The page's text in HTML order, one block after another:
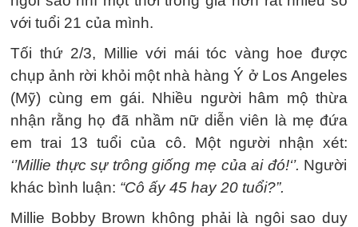
với tuổi 21 của mình.
Tối thứ 2/3, Millie với mái tóc vàng hoe được
chụp ảnh rời khỏi một nhà hàng Ý ở Los Angeles
(Mỹ) cùng em gái. Nhiều người hâm mộ thừa
nhận rằng họ đã nhầm nữ diễn viên là mẹ đứa
em trai 13 tuổi của cô. Một người nhận xét:
‘’Millie thực sự trông giống mẹ của ai đó!‘’. Người
khác bình luận: “Cô ấy 45 hay 20 tuổi?”.
Millie Bobby Brown không phải là ngôi sao duy